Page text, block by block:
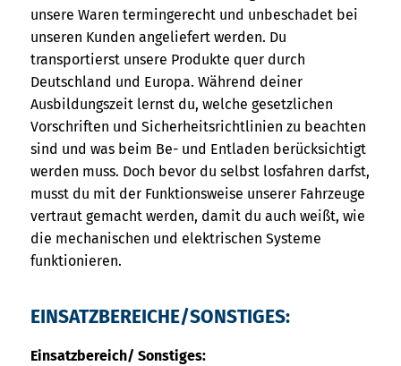
unsere Waren termingerecht und unbeschadet bei
unseren Kunden angeliefert werden. Du
transportierst unsere Produkte quer durch
Deutschland und Europa. Während deiner
Ausbildungszeit lernst du, welche gesetzlichen
Vorschriften und Sicherheitsrichtlinien zu beachten
sind und was beim Be- und Entladen berücksichtigt
werden muss. Doch bevor du selbst losfahren darfst,
musst du mit der Funktionsweise unserer Fahrzeuge
vertraut gemacht werden, damit du auch weißt, wie
die mechanischen und elektrischen Systeme
funktionieren.
EINSATZBEREICHE/SONSTIGES:
Einsatzbereich/ Sonstiges: